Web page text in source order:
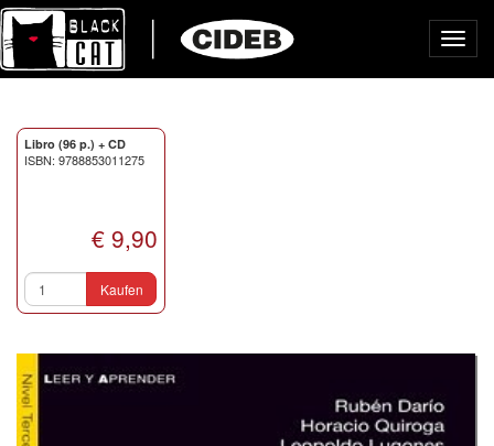
Libro (96 p.) + CD
ISBN: 9788853011275
€ 9,90
Kaufen